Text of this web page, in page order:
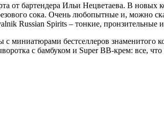
от бартендера Ильи Нецветаева. В новых
сока. Очень любопытные и, можно
Russian Spirits – тонкие,
бестселлеров знаменитого
с бамбуком и Super BB-крем: все,